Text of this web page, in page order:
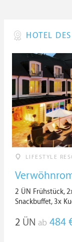
HOTEL
LIFESTYLE
2 ÜN Frühstück,
Snackbuffet, 3x
2 ÜN ab 484